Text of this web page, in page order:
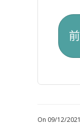
On 09/12/2021